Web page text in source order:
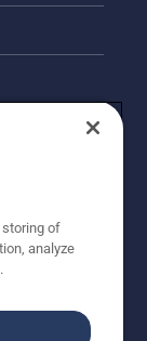
storing of
analyze